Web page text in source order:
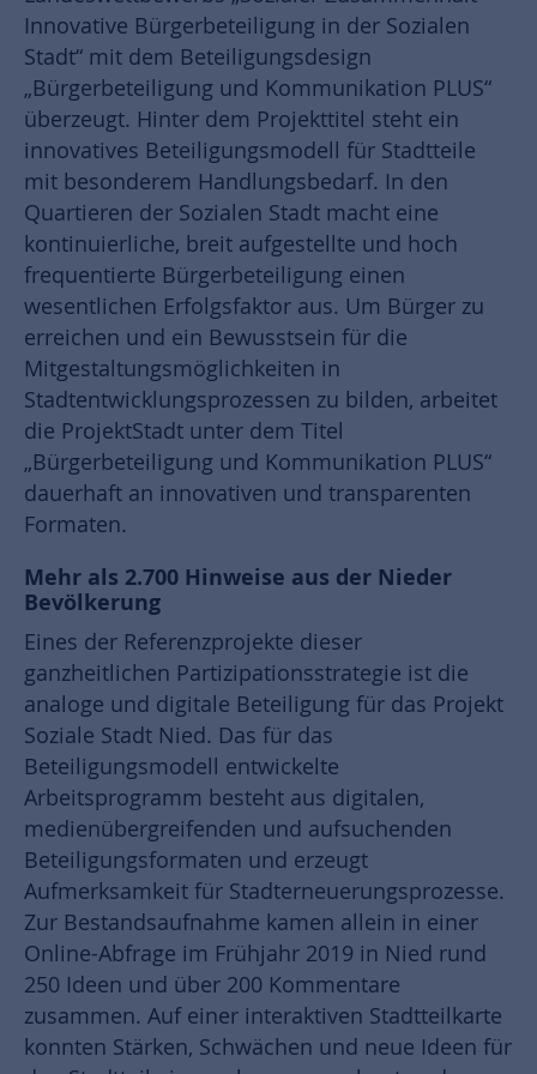
Innovative Bürgerbeteiligung in der Sozialen
Stadt“ mit dem Beteiligungsdesign
„Bürgerbeteiligung und Kommunikation PLUS“
überzeugt. Hinter dem Projekttitel steht ein
innovatives Beteiligungsmodell für Stadtteile
mit besonderem Handlungsbedarf. In den
Quartieren der Sozialen Stadt macht eine
kontinuierliche, breit aufgestellte und hoch
frequentierte Bürgerbeteiligung einen
wesentlichen Erfolgsfaktor aus. Um Bürger zu
erreichen und ein Bewusstsein für die
Mitgestaltungsmöglichkeiten in
Stadtentwicklungsprozessen zu bilden, arbeitet
die ProjektStadt unter dem Titel
„Bürgerbeteiligung und Kommunikation PLUS“
dauerhaft an innovativen und transparenten
Formaten.
Mehr als 2.700 Hinweise aus der Nieder
Bevölkerung
Eines der Referenzprojekte dieser
ganzheitlichen Partizipationsstrategie ist die
analoge und digitale Beteiligung für das Projekt
Soziale Stadt Nied. Das für das
Beteiligungsmodell entwickelte
Arbeitsprogramm besteht aus digitalen,
medienübergreifenden und aufsuchenden
Beteiligungsformaten und erzeugt
Aufmerksamkeit für Stadterneuerungsprozesse.
Zur Bestandsaufnahme kamen allein in einer
Online-Abfrage im Frühjahr 2019 in Nied rund
250 Ideen und über 200 Kommentare
zusammen. Auf einer interaktiven Stadtteilkarte
konnten Stärken, Schwächen und neue Ideen für